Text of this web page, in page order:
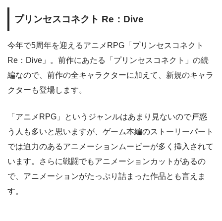
プリンセスコネクト Re：Dive
今年で5周年を迎えるアニメRPG「プリンセスコネクト
Re：Dive」。前作にあたる「プリンセスコネクト」の続
編なので、前作の全キャラクターに加えて、新規のキャラ
クターも登場します。
「アニメRPG」というジャンルはあまり見ないので戸惑
う人も多いと思いますが、ゲーム本編のストーリーパート
では迫力のあるアニメーションムービーが多く挿入されて
います。さらに戦闘でもアニメーションカットがあるの
で、アニメーションがたっぷり詰まった作品とも言えま
す。